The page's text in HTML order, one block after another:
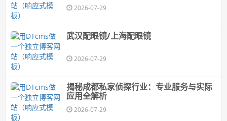
2026-07-29
武汉配眼镜/上海配眼镜
2026-07-29
揭秘成都私家侦探行业：专业服务与实际
应用全解析
2026-07-29